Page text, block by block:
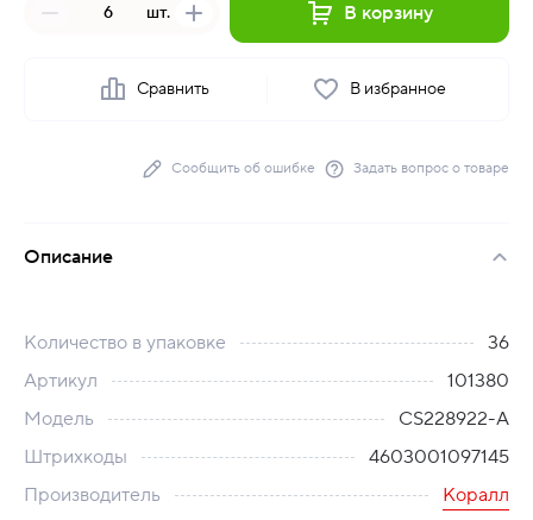
шт. В корзину
Сравнить В избранное
Сообщить об ошибке Задать вопрос о товаре
Описание
Количество в упаковке
36
Артикул
101380
Модель
CS228922-A
Штрихкоды
4603001097145
Производитель
Коралл